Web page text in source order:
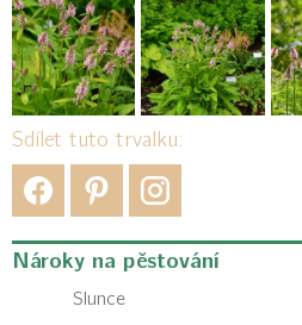
Sdílet tuto trvalku:
Nároky na pěstování
Slunce